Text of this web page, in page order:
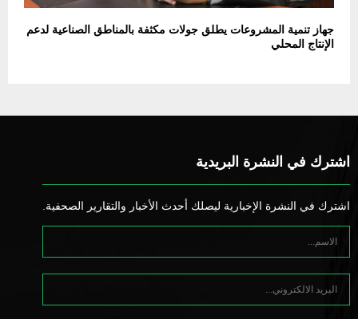
جهاز تنمية المشروعات يطلق جولات مكثفة بالمناطق الصناعية لدعم
الإنتاج المحلي
اشترك في النشرة البريدية
اشترك في النشرة الإخبارية ليصلك أحدث الأخبار والتقارير الصحفية.